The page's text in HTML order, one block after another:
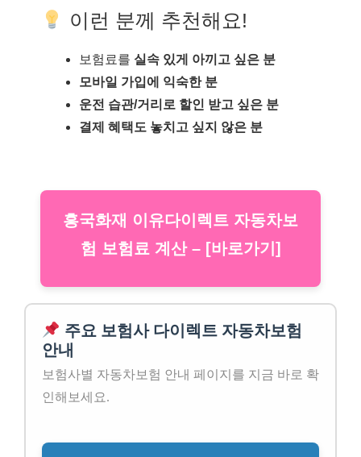
이런 분께 추천해요!
보험료를 실속 있게 아끼고 싶은 분
모바일 가입에 익숙한 분
운전 습관/거리로 할인 받고 싶은 분
결제 혜택도 놓치고 싶지 않은 분
흥국화재 이유다이렉트 자동차보
험 보험료 계산 – [바로가기]
주요 보험사 다이렉트 자동차보험
안내
보험사별 자동차보험 안내 페이지를 지금 바로 확
인해보세요.